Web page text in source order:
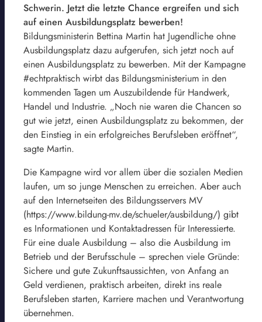
Schwerin. Jetzt die letzte Chance ergreifen und sich
auf einen Ausbildungsplatz bewerben!
Bildungsministerin Bettina Martin hat Jugendliche ohne
Ausbildungsplatz dazu aufgerufen, sich jetzt noch auf
einen Ausbildungsplatz zu bewerben. Mit der Kampagne
#echtpraktisch wirbt das Bildungsministerium in den
kommenden Tagen um Auszubildende für Handwerk,
Handel und Industrie. „Noch nie waren die Chancen so
gut wie jetzt, einen Ausbildungsplatz zu bekommen, der
den Einstieg in ein erfolgreiches Berufsleben eröffnet“,
sagte Martin.
Die Kampagne wird vor allem über die sozialen Medien
laufen, um so junge Menschen zu erreichen. Aber auch
auf den Internetseiten des Bildungsservers MV
(https://www.bildung-mv.de/schueler/ausbildung/) gibt
es Informationen und Kontaktadressen für Interessierte.
Für eine duale Ausbildung – also die Ausbildung im
Betrieb und der Berufsschule – sprechen viele Gründe:
Sichere und gute Zukunftsaussichten, von Anfang an
Geld verdienen, praktisch arbeiten, direkt ins reale
Berufsleben starten, Karriere machen und Verantwortung
übernehmen.